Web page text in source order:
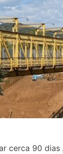
cerca 90 dias